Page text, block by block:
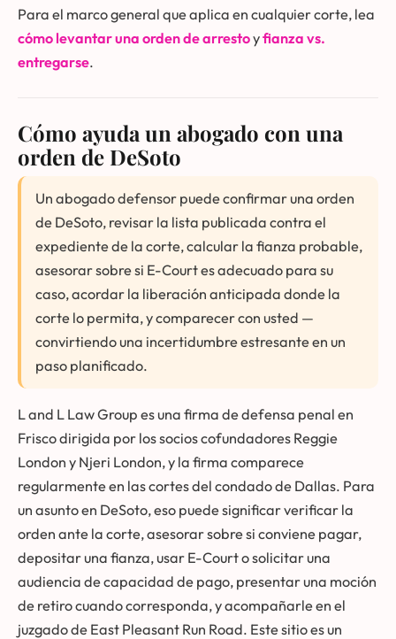
Para el marco general que aplica en cualquier corte, lea
cómo levantar una orden de arrestoyfianza vs.
entregarse.
Cómo ayuda un abogado con una
orden de DeSoto
Un abogado defensor puede confirmar una orden
de DeSoto, revisar la lista publicada contra el
expediente de la corte, calcular la fianza probable,
asesorar sobre si E-Court es adecuado para su
caso, acordar la liberación anticipada donde la
corte lo permita, y comparecer con usted —
convirtiendo una incertidumbre estresante en un
paso planificado.
L and L Law Group es una firma de defensa penal en
Frisco dirigida por los socios cofundadores Reggie
London y Njeri London, y la firma comparece
regularmente en las cortes del condado de Dallas. Para
un asunto en DeSoto, eso puede significar verificar la
orden ante la corte, asesorar sobre si conviene pagar,
depositar una fianza, usar E-Court o solicitar una
audiencia de capacidad de pago, presentar una moción
de retiro cuando corresponda, y acompañarle en el
juzgado de East Pleasant Run Road. Este sitio es un